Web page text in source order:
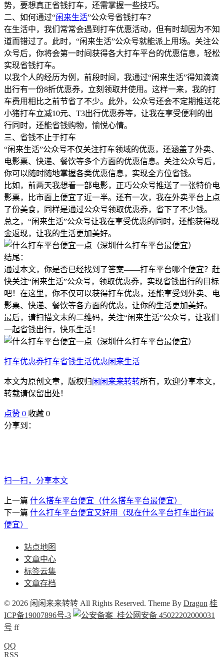
势，要想真正省钱打车，还需掌握一些技巧。
二、如何通过“闲来生活”公众号省钱打车？
在生活中，我们常常会遇到打车优惠活动，但有时却因为不知
道而错过了。此时，“闲来生活”公众号就能派上用场。关注公
众号后，你将会第一时间获得各大打车平台的优惠信息，轻松
实现省钱打车。
以我个人的经历为例，前段时间，我通过“闲来生活”得知滴滴
出行有一份8折优惠券，立刻领取并使用。这样一来，我的打
车费用相比之前节省了不少。此外，公众号还会不定期推送花
小猪打车立减10元、T3出行优惠券等，让我在享受便利的出
行同时，还能省钱购物，愉悦心情。
三、省钱不止于打车
“闲来生活”公众号不仅关注打车领域的优惠，还涵盖了外卖、
电影票、快递、餐饮等多个方面的优惠信息。关注公众号后，
你可以随时随地掌握各类优惠信息，实现全方位省钱。
比如，前两天我想看一部电影，正巧公众号推送了一张特价电
影票，比市面上便宜了近一半。还有一次，我在外卖平台上点
了份美食，同样是通过公众号领取优惠券，省下了不少钱。
总之，“闲来生活”公众号让我在享受优惠的同时，还能获得现
金返现，让我的生活更加美好。
结尾：
通过本文，你是否已经找到了答案——打车平台哪个便宜？赶
快关注“闲来生活”公众号，领取优惠券，实现省钱出行的目标
吧！在这里，你不仅可以获得打车优惠，还能享受到外卖、电
影票、快递、餐饮等各方面的优惠，让你的生活更加美好。
最后，请扫描文末的二维码，关注“闲来生活”公众号，让我们
一起省钱出行，快乐生活！
打车优惠券打车省钱生活优惠闲来生活
本文为原创文章，版权归闲闲来来转转所有，欢迎分享本文，
转载请保留出处！
点赞 0 收藏 0
分享到：
扫一扫，分享本文
上一篇 什么搭车平台便宜（什么搭车平台最便宜）
下一篇 什么打车平台便宜又好用（现在什么平台打车出行最
便宜）
站点地图
文章中心
标签云集
文章存档
© 2026 闲闲来来转转 All Rights Reserved. Theme By Dragon 桂
ICP备19007896号-3
桂公网安备 45022202000031
号 ff
QQ
RSS